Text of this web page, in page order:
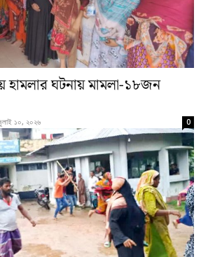
হামলার ঘটনায় মামলা-১৮জন
১০, ২০২৬ 0